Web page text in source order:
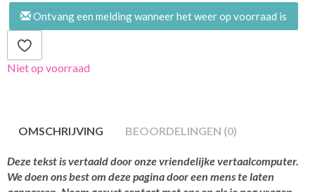
Ontvang een melding wanneer het weer op voorraad is
Niet op voorraad
OMSCHRIJVING BEOORDELINGEN (0)
Deze tekst is vertaald door onze vriendelijke vertaalcomputer.
We doen ons best om deze pagina door een mens te laten